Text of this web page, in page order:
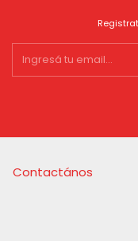
Contactános